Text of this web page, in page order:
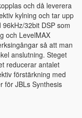
och då leverera
kylning och tar upp
32bit DSP som
och LevelMAX
så att man
anslutning. Steget
reducerar antalet
förstärkning med
för JBLs Synthesis